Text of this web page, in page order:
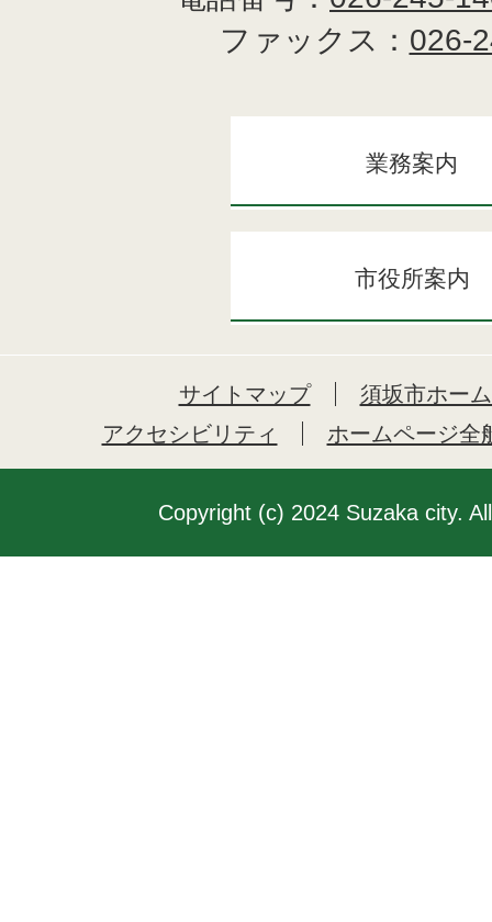
ファックス： 026-
業務案内
市役所案内
サイトマップ
須坂市ホー
アクセシビリティ
ホームページ全
Copyright (c) 2024 Suzaka city.